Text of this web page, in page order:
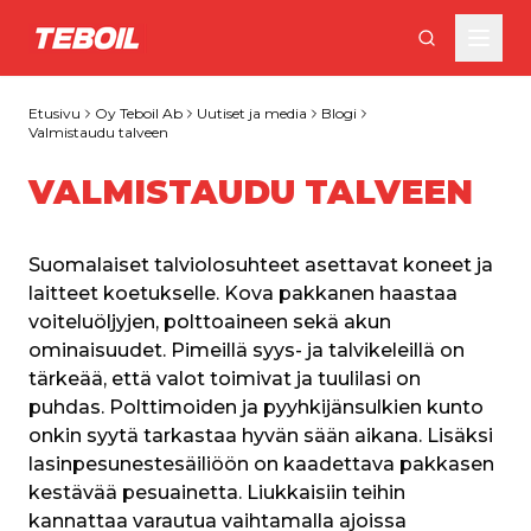
Siirry pääsisältöön
Etusivu Oy Teboil Ab Uutiset ja media
Blogi
Valmistaudu talveen
VALMISTAUDU TALVEEN
Suomalaiset talviolosuhteet asettavat koneet ja
laitteet koetukselle. Kova pakkanen haastaa
voiteluöljyjen, polttoaineen sekä akun
ominaisuudet. Pimeillä syys- ja talvikeleillä on
tärkeää, että valot toimivat ja tuulilasi on
puhdas. Polttimoiden ja pyyhkijänsulkien kunto
onkin syytä tarkastaa hyvän sään aikana. Lisäksi
lasinpesunestesäiliöön on kaadettava pakkasen
kestävää pesuainetta. Liukkaisiin teihin
kannattaa varautua vaihtamalla ajoissa